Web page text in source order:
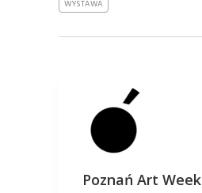
WYSTAWA
Poznań Art Week